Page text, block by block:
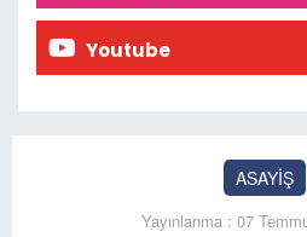
Youtube
ASAYİŞ
Yayınlanma : 07